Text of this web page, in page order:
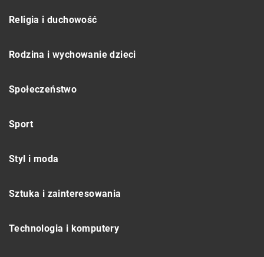
Religia i duchowość
Rodzina i wychowanie dzieci
Społeczeństwo
Sport
Styl i moda
Sztuka i zainteresowania
Technologia i komputery